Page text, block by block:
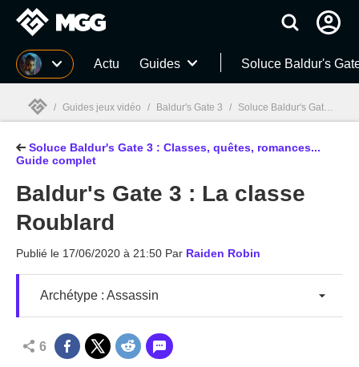
MGG Actu Guides Soluce Baldur's
MGG
/ Guides jeux vidéo / Baldur's Gate 3 / Soluce Baldur's Gate 3 : Classes, quêtes, romances... Guide complet
Soluce Baldur's Gate 3 : Classes, quêtes, romances...
Guide complet
Baldur's Gate 3 : La classe
Roublard
Publié le 17/06/2020 à 21:50 Par Raiden Robin
Archétype : Assassin
6